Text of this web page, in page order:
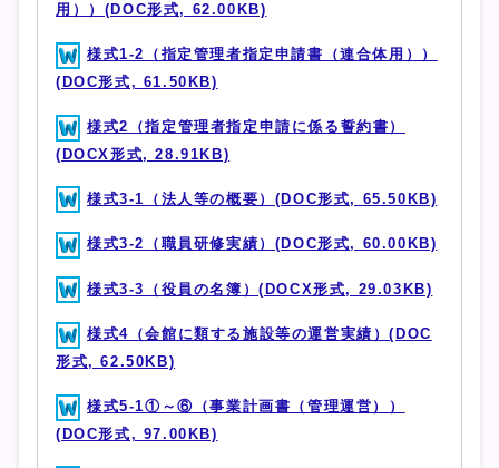
用））(DOC形式, 62.00KB)
様式1-2（指定管理者指定申請書（連合体用））
(DOC形式, 61.50KB)
様式2（指定管理者指定申請に係る誓約書）
(DOCX形式, 28.91KB)
様式3-1（法人等の概要）(DOC形式, 65.50KB)
様式3-2（職員研修実績）(DOC形式, 60.00KB)
様式3-3（役員の名簿）(DOCX形式, 29.03KB)
様式4（会館に類する施設等の運営実績）(DOC
形式, 62.50KB)
様式5-1①～⑥（事業計画書（管理運営））
(DOC形式, 97.00KB)